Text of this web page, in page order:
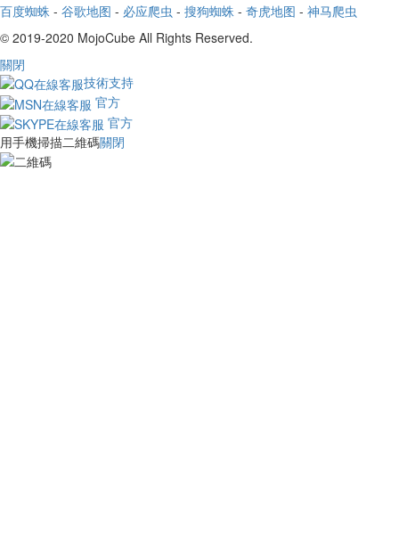
百度蜘蛛 - 谷歌地图 - 必应爬虫 - 搜狗蜘蛛 - 奇虎地图 - 神马爬虫
© 2019-2020 MojoCube All Rights Reserved.
關閉
技術支持
官方
官方
用手機掃描二維碼關閉